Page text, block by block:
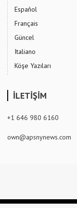
Español
Français
Güncel
Italiano
Köşe Yazıları
İLETİŞİM
+1 646 980 6160
own@apsnynews.com